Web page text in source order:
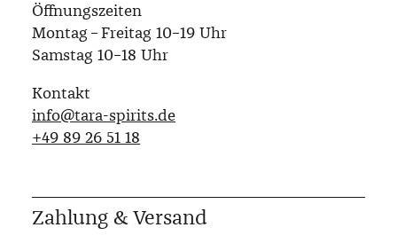
Öffnungszeiten
Montag – Freitag 10–19 Uhr
Samstag 10–18 Uhr
Kontakt
info@tara-spirits.de
‭+49 89 26 51 18‬
Zahlung & Versand